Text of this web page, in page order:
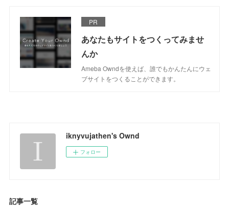
PR
あなたもサイトをつくってみませ
んか
Ameba Owndを使えば、誰でもかんたんにウェ
ブサイトをつくることができます。
iknyvujathen's Ownd
フォロー
記事一覧